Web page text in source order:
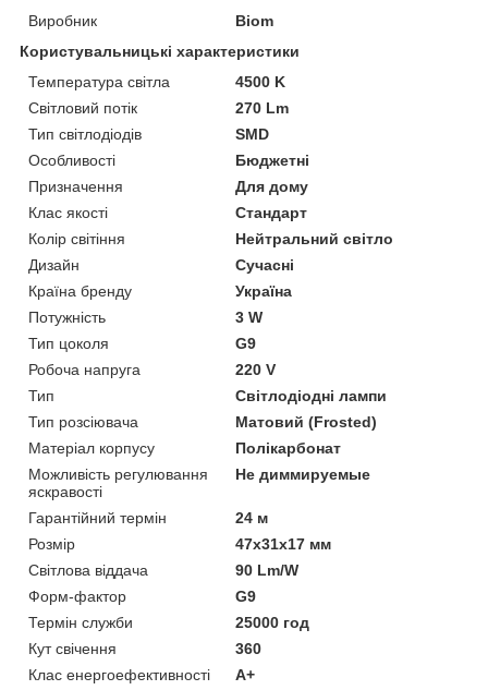
Виробник
Biom
Користувальницькі характеристики
Температура світла
4500 K
Світловий потік
270 Lm
Тип світлодіодів
SMD
Особливості
Бюджетні
Призначення
Для дому
Клас якості
Стандарт
Колір світіння
Нейтральний світло
Дизайн
Сучасні
Країна бренду
Україна
Потужність
3 W
Тип цоколя
G9
Робоча напруга
220 V
Тип
Світлодіодні лампи
Тип розсіювача
Матовий (Frosted)
Матеріал корпусу
Полікарбонат
Можливість регулювання
яскравості
Не диммируемые
Гарантійний термін
24 м
Розмір
47x31x17 мм
Світлова віддача
90 Lm/W
Форм-фактор
G9
Термін служби
25000 год
Кут свічення
360
Клас енергоефективності
A+